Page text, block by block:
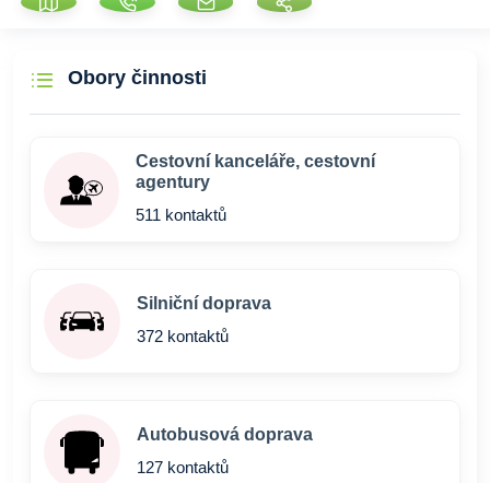
Obory činnosti
Cestovní kanceláře, cestovní
agentury
511 kontaktů
Silniční doprava
372 kontaktů
Autobusová doprava
127 kontaktů